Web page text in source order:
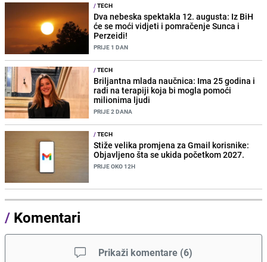
/TECH
Dva nebeska spektakla 12. augusta: Iz BiH
će se moći vidjeti i pomračenje Sunca i
Perzeidi!
PRIJE 1 DAN
/TECH
Briljantna mlada naučnica: Ima 25 godina i
radi na terapiji koja bi mogla pomoći
milionima ljudi
PRIJE 2 DANA
/TECH
Stiže velika promjena za Gmail korisnike:
Objavljeno šta se ukida početkom 2027.
PRIJE OKO 12H
/ Komentari
Prikaži komentare (6)